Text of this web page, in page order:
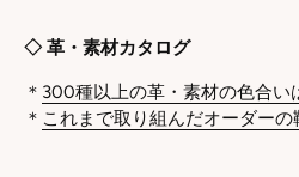
◇ 革・素材カタログ
＊ 300種以上の革・素材の色合い
＊ これまで取り組んだオーダーの